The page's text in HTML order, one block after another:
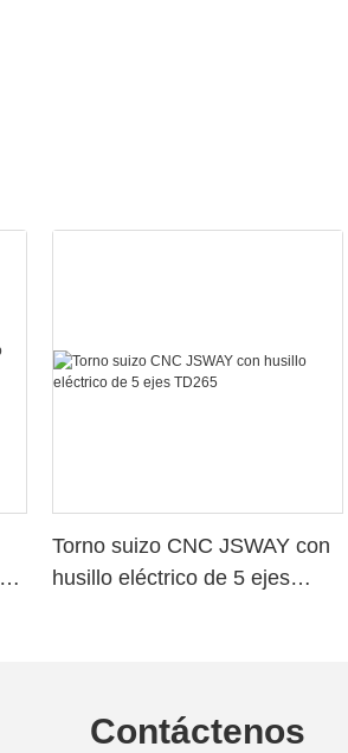
Torno suizo CNC JSWAY con
husillo eléctrico de 5 ejes
Contáctenos